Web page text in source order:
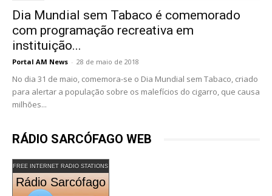
Dia Mundial sem Tabaco é comemorado
com programação recreativa em
instituição...
Portal AM News - 28 de maio de 2018
No dia 31 de maio, comemora-se o Dia Mundial sem Tabaco, criado
para alertar a população sobre os malefícios do cigarro, que causa
milhões...
RÁDIO SARCÓFAGO WEB
FREE INTERNET RADIO STATIONS
Rádio Sarcófago